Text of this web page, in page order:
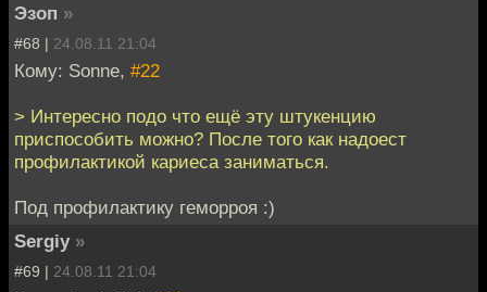
Эзоп »
#68 | 24.08.11 21:04
Кому: Sonne, #22
> Интересно подо что ещё эту штукенцию
приспособить можно? После того как надоест
профилактикой кариеса заниматься.
Под профилактику геморроя :)
Sergiy »
#69 | 24.08.11 21:04